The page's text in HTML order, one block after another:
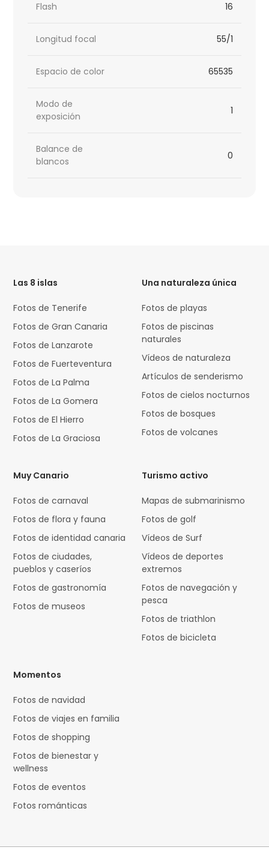
Flash 16
Longitud focal 55/1
Espacio de color 65535
Modo de
exposición
1
Balance de
blancos
0
Las 8 islas
Fotos de Tenerife
Fotos de Gran Canaria
Fotos de Lanzarote
Fotos de Fuerteventura
Fotos de La Palma
Fotos de La Gomera
Fotos de El Hierro
Fotos de La Graciosa
Una naturaleza única
Fotos de playas
Fotos de piscinas
naturales
Vídeos de naturaleza
Artículos de senderismo
Fotos de cielos nocturnos
Fotos de bosques
Fotos de volcanes
Muy Canario
Fotos de carnaval
Fotos de flora y fauna
Fotos de identidad canaria
Fotos de ciudades,
pueblos y caseríos
Fotos de gastronomía
Fotos de museos
Turismo activo
Mapas de submarinismo
Fotos de golf
Vídeos de Surf
Vídeos de deportes
extremos
Fotos de navegación y
pesca
Fotos de triathlon
Fotos de bicicleta
Momentos
Fotos de navidad
Fotos de viajes en familia
Fotos de shopping
Fotos de bienestar y
wellness
Fotos de eventos
Fotos románticas